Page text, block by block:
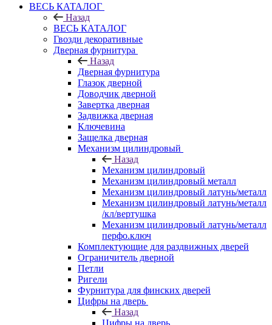
ВЕСЬ КАТАЛОГ
Назад
ВЕСЬ КАТАЛОГ
Гвозди декоративные
Дверная фурнитура
Назад
Дверная фурнитура
Глазок дверной
Доводчик дверной
Завертка дверная
Задвижка дверная
Ключевина
Защелка дверная
Механизм цилиндровый
Назад
Механизм цилиндровый
Механизм цилиндровый металл
Механизм цилиндровый латунь/металл
Механизм цилиндровый латунь/металл
/кл/вертушка
Механизм цилиндровый латунь/металл
перфо.ключ
Комплектующие для раздвижных дверей
Ограничитель дверной
Петли
Ригели
Фурнитура для финских дверей
Цифры на дверь
Назад
Цифры на дверь